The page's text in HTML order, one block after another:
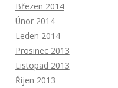
Březen 2014
Únor 2014
Leden 2014
Prosinec 2013
Listopad 2013
Říjen 2013